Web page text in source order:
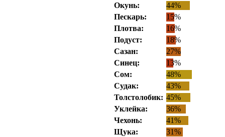
Окунь:
44%
Пескарь:
15%
Плотва:
16%
Подуст:
18%
Сазан:
27%
Синец:
13%
Сом:
48%
Судак:
43%
Толстолобик: 45%
Уклейка:
36%
Чехонь:
41%
Щука:
31%